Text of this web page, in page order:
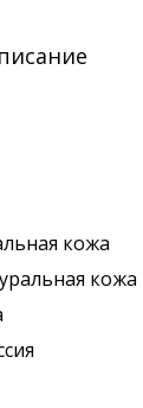
кожа
кожа